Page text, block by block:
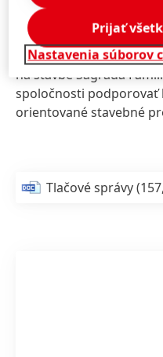
Tento míľnik sa
Henkel a posilňuje jej
mottom „Future?
na stavbe Sagrada
spoločnosti podporovať
orientované stavebné
Tlačové správy
Nastavenia súborov
Prijať